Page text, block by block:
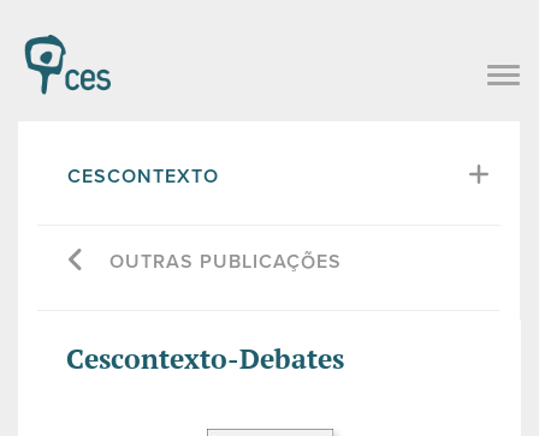
CESCONTEXTO
OUTRAS PUBLICAÇÕES
Cescontexto-Debates